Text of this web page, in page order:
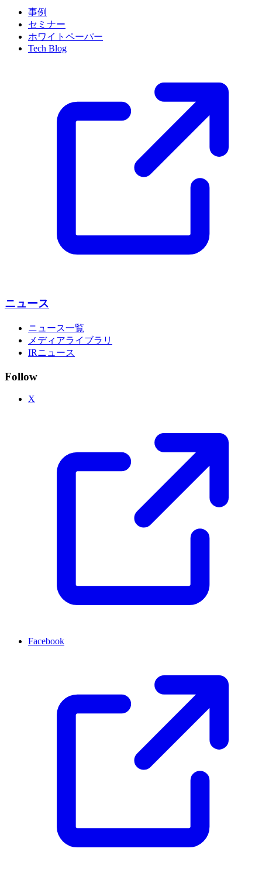
事例
セミナー
ホワイトペーパー
Tech Blog
ニュース
ニュース一覧
メディアライブラリ
IRニュース
Follow
X
Facebook